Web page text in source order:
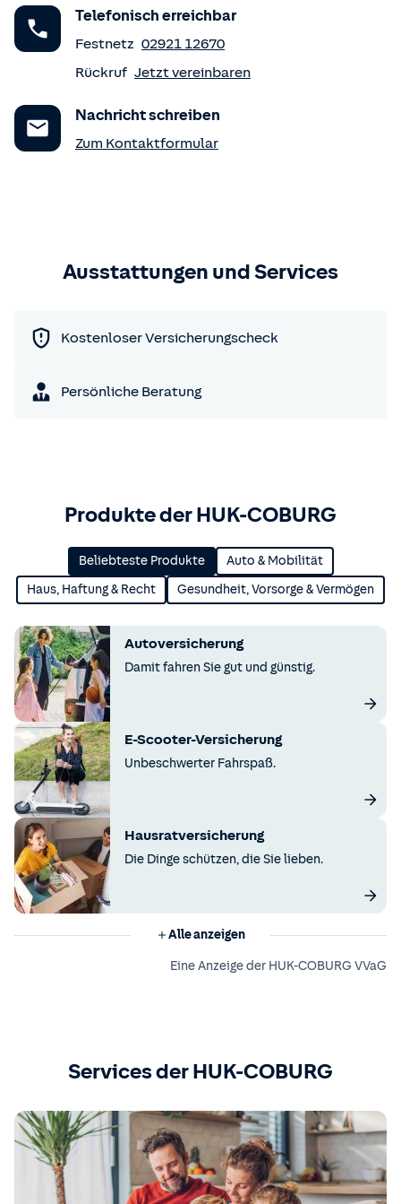
Telefonisch erreichbar
Festnetz 02921 12670
Rückruf Jetzt vereinbaren
Nachricht schreiben
Zum Kontaktformular
Ausstattungen und Services
Kostenloser Versicherungscheck
Persönliche Beratung
Produkte der HUK-COBURG
Beliebteste Produkte Auto & Mobilität
Haus, Haftung & Recht Gesundheit, Vorsorge & Vermögen
Autoversicherung
Damit fahren Sie gut und günstig.
E-Scooter-Versicherung
Unbeschwerter Fahrspaß.
Hausratversicherung
Die Dinge schützen, die Sie lieben.
Alle anzeigen
Eine Anzeige der HUK-COBURG VVaG
Services der HUK-COBURG